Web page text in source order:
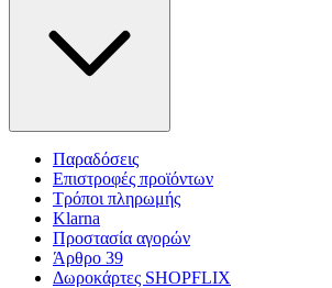
Παραδόσεις
Επιστροφές προϊόντων
Τρόποι πληρωμής
Klarna
Προστασία αγορών
Άρθρο 39
Δωροκάρτες SHOPFLIX